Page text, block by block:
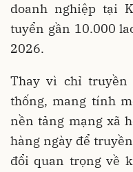
doanh nghiệp tại
tuyển gần 10.000
2026.
Thay vì chỉ truyền
thống, mang tính
nền tảng mạng xã
hàng ngày để
đổi quan trọng về